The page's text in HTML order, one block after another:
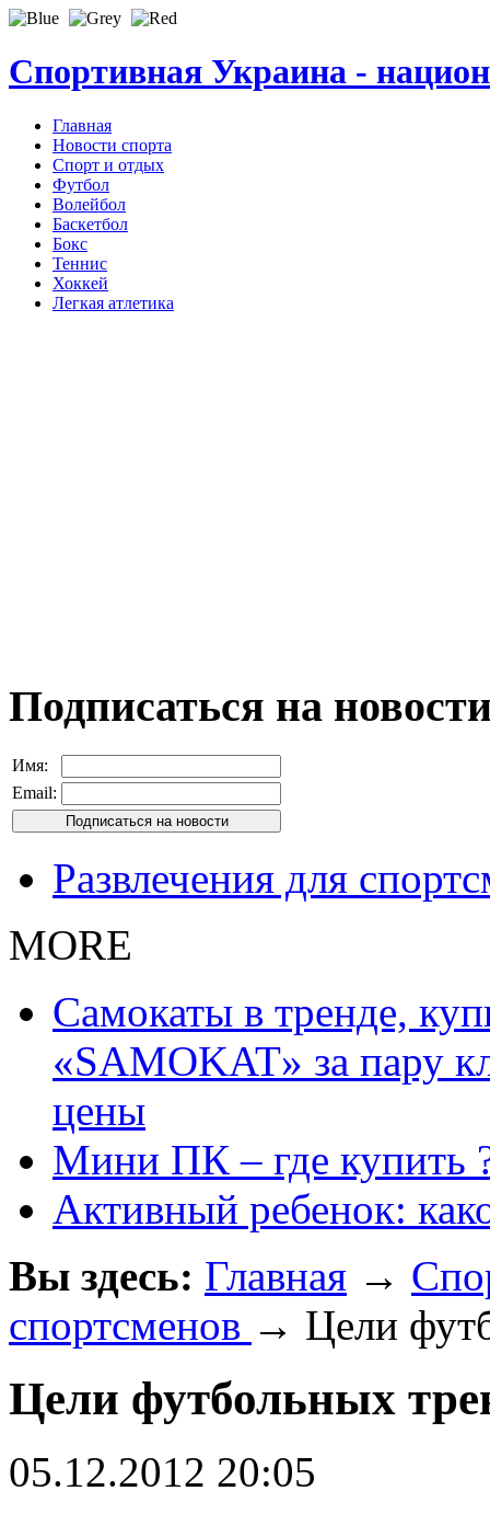
Спортивная Украина -
Главная
Новости спорта
Спорт и отдых
Футбол
Волейбол
Баскетбол
Бокс
Теннис
Хоккей
Легкая атлетика
Подписаться на
Имя:
Email:
Развлечения для
MORE
Самокаты в тренде,
«SAMOKAT» за пару
цены
Мини ПК – где купить
Активный ребенок:
Вы здесь: Главная →
спортсменов → Цели
Цели футбольных
05.12.2012 20:05